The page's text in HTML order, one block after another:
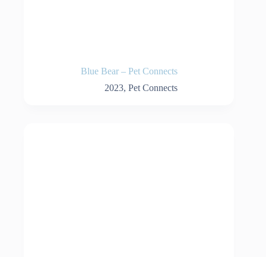
Blue Bear – Pet Connects
2023, Pet Connects